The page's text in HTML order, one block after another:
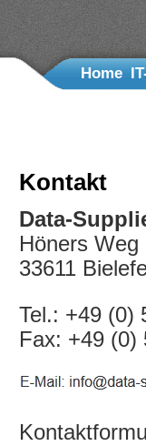
Home
Kontakt
Data-
Höners Weg
33611
Tel.: +49 (0)
Fax: +49 (0)